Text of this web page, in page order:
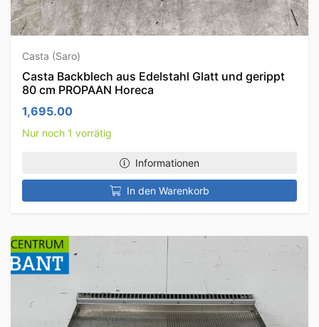
Casta (Saro)
Casta Backblech aus Edelstahl Glatt und gerippt
80 cm PROPAAN Horeca
1,695.00
Nur noch 1 vorrätig
Informationen
In den Warenkorb